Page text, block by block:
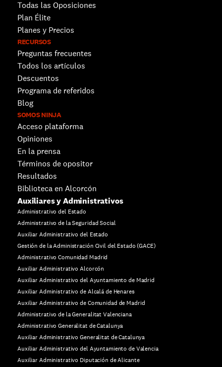
Todas las Oposiciones
Plan Élite
Planes y Precios
RECURSOS
Preguntas frecuentes
Todos los artículos
Descuentos
Programa de referidos
Blog
SOMOS NINJA
Acceso plataforma
Opiniones
En la prensa
Términos de opositor
Resultados
Biblioteca en Alcorcón
Auxiliares y Administrativos
Administrativo del Estado
Administrativo de la Seguridad Social
Auxiliar Administrativo del Estado
Gestión de la Administración Civil del Estado (GACE)
Administrativo Comunidad Madrid
Auxiliar Administrativo Alcorcón
Auxiliar Administrativo del Ayuntamiento de Madrid
Auxiliar Administrativo de Alcalá de Henares
Auxiliar Administrativo de Comunidad de Madrid
Administrativo de la Generalitat Valenciana
Administrativo Generalitat de Catalunya
Auxiliar Administrativo Generalitat de Catalunya
Auxiliar Administrativo del Ayuntamiento de Valencia
Auxiliar Administrativo Diputación de Alicante